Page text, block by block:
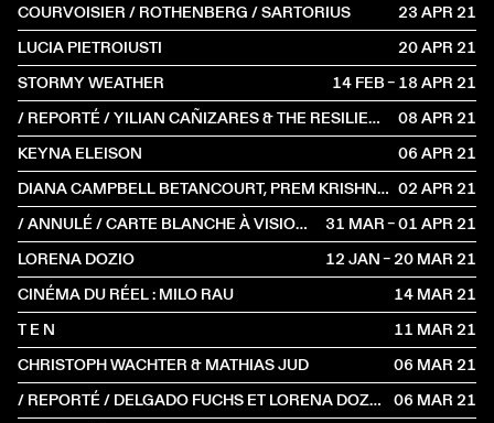
COURVOISIER / ROTHENBERG / SARTORIUS
23 APR2021
LUCIA PIETROIUSTI
20 APR2021
STORMY WEATHER
14 FEB – 18 APR2021
/ REPORTÉ / YILIAN CAÑIZARES & THE RESILIENCE TRIO
08 APR2021
KEYNA ELEISON
06 APR2021
DIANA CAMPBELL BETANCOURT, PREM KRISHNAMURTHY, DRIES RODET, INTEZA SHARIAR & NINA PAIM 02 APR2021
/ ANNULÉ / CARTE BLANCHE À VISIONS DU RÉEL
31 MAR – 01 APR2021
LORENA DOZIO
12 JAN – 20 MAR2021
CINÉMA DU RÉEL : MILO RAU
14 MAR2021
T E N
11 MAR2021
CHRISTOPH WACHTER & MATHIAS JUD
06 MAR2021
/ REPORTÉ / DELGADO FUCHS ET LORENA DOZIO AU THÉÂTRE DE VANVES
06 MAR2021